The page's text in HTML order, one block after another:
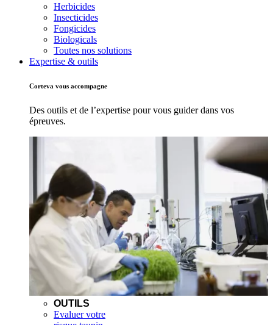
Herbicides
Insecticides
Fongicides
Biologicals
Toutes nos solutions
Expertise & outils
Corteva vous accompagne
Des outils et de l’expertise pour vous guider dans vos
épreuves.
OUTILS
Evaluer votre